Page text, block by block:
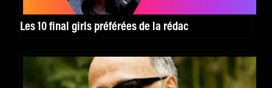
Les 10 final girls préférées de la rédac